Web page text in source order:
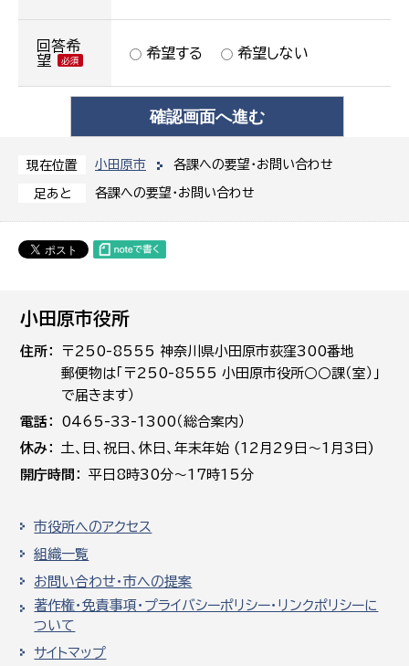
現在位置 小田原市 各課への要望・お問い合わせ
足あと 各課への要望・お問い合わせ
回答希
望
希望する 希望しない
小田原市役所
住所
〒250-8555 神奈川県小田原市荻窪300番地
郵便物は「〒250-8555 小田原市役所○○課（室）」
で届きます）
電話
0465-33-1300（総合案内）
休み
土､日､祝日、休日、年末年始 (12月29日～1月3日)
開庁時間
平日8時30分～17時15分
市役所へのアクセス
組織一覧
お問い合わせ・市への提案
著作権・免責事項・プライバシーポリシー・リンクポリシーに
ついて
サイトマップ